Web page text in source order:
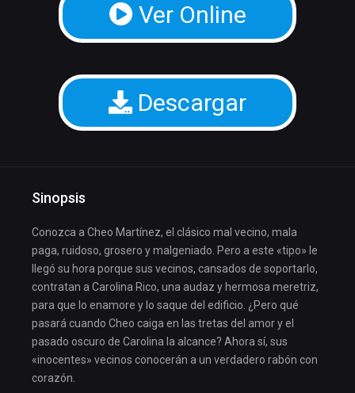
Ver Online
Descargar
Sinopsis
Conozca a Cheo Martínez, el clásico mal vecino, mala
paga, ruidoso, grosero y malgeniado. Pero a este «tipo» le
llegó su hora porque sus vecinos, cansados de soportarlo,
contratan a Carolina Rico, una audaz y hermosa meretriz,
para que lo enamore y lo saque del edificio. ¿Pero qué
pasará cuando Cheo caiga en las tretas del amor y el
pasado oscuro de Carolina la alcance? Ahora sí, sus
«inocentes» vecinos conocerán a un verdadero rabón con
corazón.